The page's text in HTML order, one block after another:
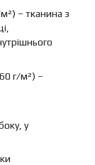
– тканина з
г/м²) –
у